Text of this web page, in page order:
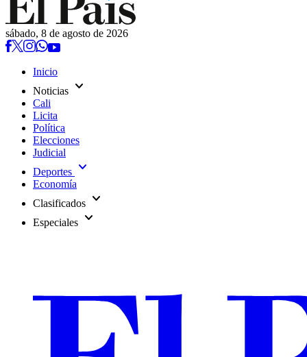
sábado, 8 de agosto de 2026
Inicio
Noticias expand_more
Cali
Licita
Política
Elecciones
Judicial
Deportes expand_more
Economía
Clasificados expand_more
Especiales expand_more